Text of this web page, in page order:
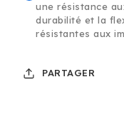
une résistance
durabilité et la
résistantes aux
PARTAGER